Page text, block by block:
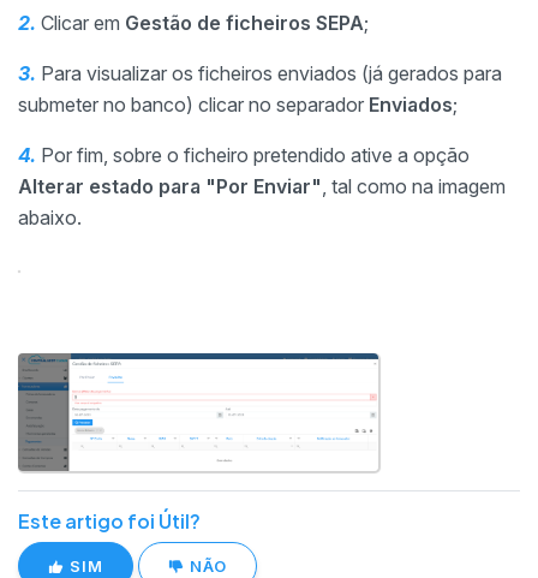
2. Clicar em Gestão de ficheiros SEPA;
3. Para visualizar os ficheiros enviados (já gerados para
submeter no banco) clicar no separador Enviados;
4. Por fim, sobre o ficheiro pretendido ative a opção
Alterar estado para "Por Enviar", tal como na imagem
abaixo.
Este artigo foi Útil?
SIM NÃO